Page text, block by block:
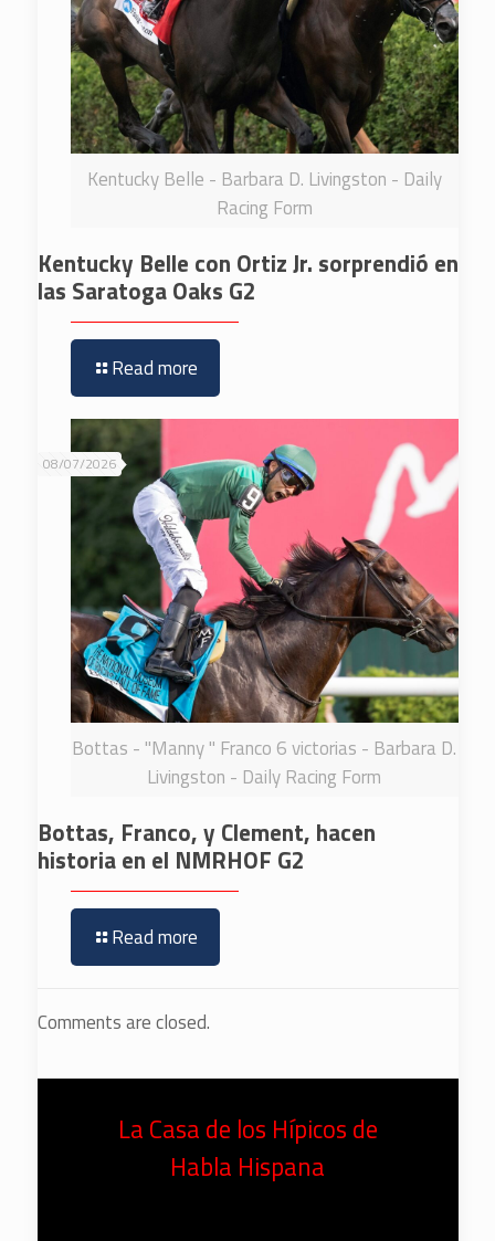
Kentucky Belle - Barbara D. Livingston - Daily
Racing Form
Kentucky Belle con Ortiz Jr. sorprendió en
las Saratoga Oaks G2
Read more
Bottas - "Manny " Franco 6 victorias - Barbara D.
Livingston - Daily Racing Form
08/07/2026
Bottas, Franco, y Clement, hacen
historia en el NMRHOF G2
Read more
Comments are closed.
La Casa de los Hípicos de
Habla Hispana